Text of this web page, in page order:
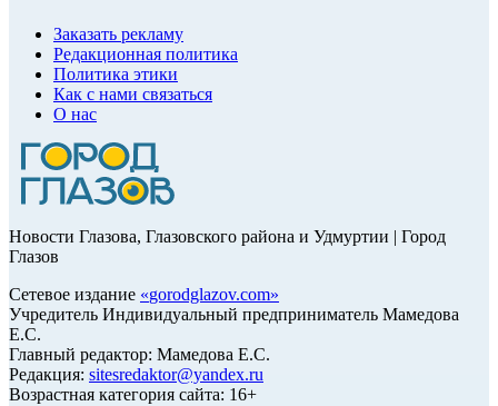
Заказать рекламу
Редакционная политика
Политика этики
Как с нами связаться
О нас
Новости Глазова, Глазовского района и Удмуртии | Город
Глазов
Сетевое издание «gorodglazov.com»
Учредитель Индивидуальный предприниматель Мамедова
Е.С.
Главный редактор: Мамедова Е.С.
Редакция: sitesredaktor@yandex.ru
Возрастная категория сайта: 16+